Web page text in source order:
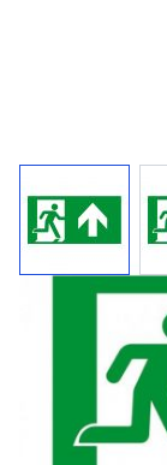
Losse
Plexiplaat voor